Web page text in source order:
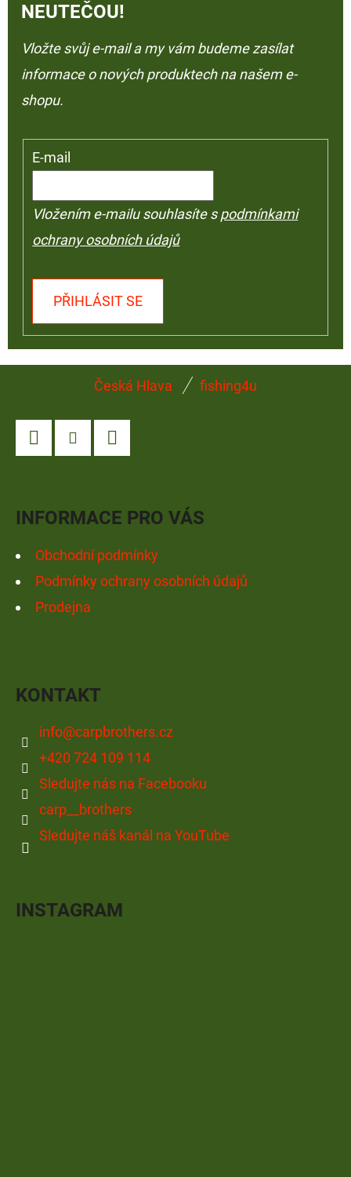
NEUTEČOU!
Vložte svůj e-mail a my vám budeme zasílat
informace o nových produktech na našem e-
shopu.
E-mail
Vložením e-mailu souhlasíte spodmínkami
ochrany osobních údajů
PŘIHLÁSIT SE
Česká Hlava fishing4u
INFORMACE PRO VÁS
Obchodní podmínky
Podmínky ochrany osobních údajů
Prodejna
KONTAKT
info@carpbrothers.cz
+420 724 109 114
Sledujte nás na Facebooku
carp__brothers
Sledujte náš kanál na YouTube
INSTAGRAM